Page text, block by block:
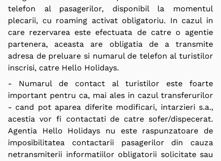
telefon al pasagerilor, disponibil la momentul
plecarii, cu roaming activat obligatoriu. In cazul in
care rezervarea este efectuata de catre o agentie
partenera, aceasta are obligatia de a transmite
adresa de preluare si numarul de telefon al turistilor
inscrisi, catre Hello Holidays.
- Numarul de contact al turistilor este foarte
important pentru ca, mai ales in cazul transferurilor
- cand pot aparea diferite modificari, intarzieri s.a.,
acestia vor fi contactati de catre sofer/dispecerat.
Agentia Hello Holidays nu este raspunzatoare de
imposibilitatea contactarii pasagerilor din cauza
netransmiterii informatiilor obligatorii solicitate sau